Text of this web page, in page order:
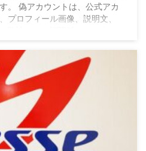
。 偽アカウントは、公式アカ
プロフィール画像、説明文、